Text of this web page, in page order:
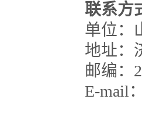
联系方
单位：
地址：
邮编
E-mail